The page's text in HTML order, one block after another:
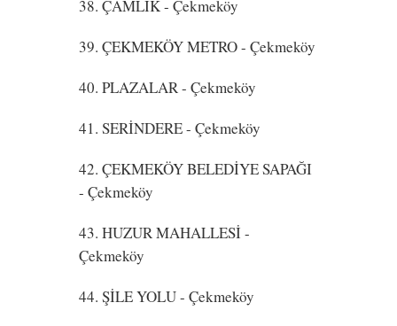
38. ÇAMLIK- Çekmeköy
39. ÇEKMEKÖY METRO- Çekmeköy
40. PLAZALAR- Çekmeköy
41. SERİNDERE- Çekmeköy
42. ÇEKMEKÖY BELEDİYE SAPAĞI
- Çekmeköy
43. HUZUR MAHALLESİ-
Çekmeköy
44. ŞİLE YOLU- Çekmeköy